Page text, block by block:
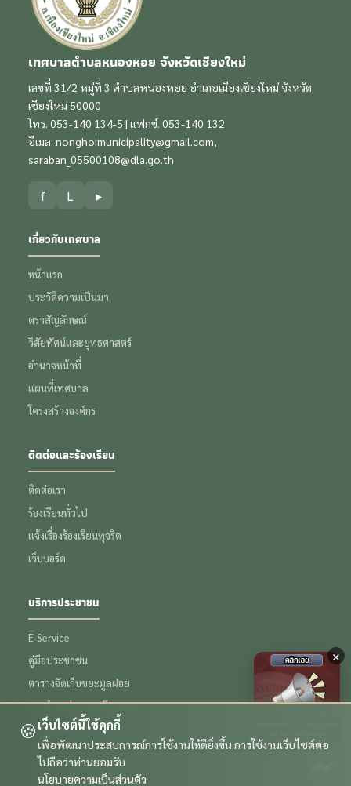
🍪 เว็บไซต์นี้ใช้คุกกี้
เพื่อพัฒนาประสบการณ์การใช้งานให้ดียิ่งขึ้น การใช้งานเว็บไซต์ต่อ
ไปถือว่าท่านยอมรับ
นโยบายความเป็นส่วนตัว
เทศบาลตำบลหนองหอย จังหวัดเชียงใหม่
เลขที่ 31/2 หมู่ที่ 3 ตำบลหนองหอย อำเภอเมืองเชียงใหม่ จังหวัด
เชียงใหม่ 50000
โทร. 053-140 134-5 | แฟกซ์. 053-140 132
อีเมล: nonghoimunicipality@gmail.com,
saraban_05500108@dla.go.th
f L ▶
เกี่ยวกับเทศบาล
หน้าแรก
ประวัติความเป็นมา
ตราสัญลักษณ์
วิสัยทัศน์และยุทธศาสตร์
อำนาจหน้าที่
แผนที่เทศบาล
โครงสร้างองค์กร
ติดต่อและร้องเรียน
ติดต่อเรา
ร้องเรียนทั่วไป
แจ้งเรื่องร้องเรียนทุจริต
เว็บบอร์ด
บริการประชาชน
E-Service
คู่มือประชาชน
ตารางจัดเก็บขยะมูลฝอย
การชำระค่าธรรมเนียมขยะ
ข้อมูลเชิงสถิติ
×